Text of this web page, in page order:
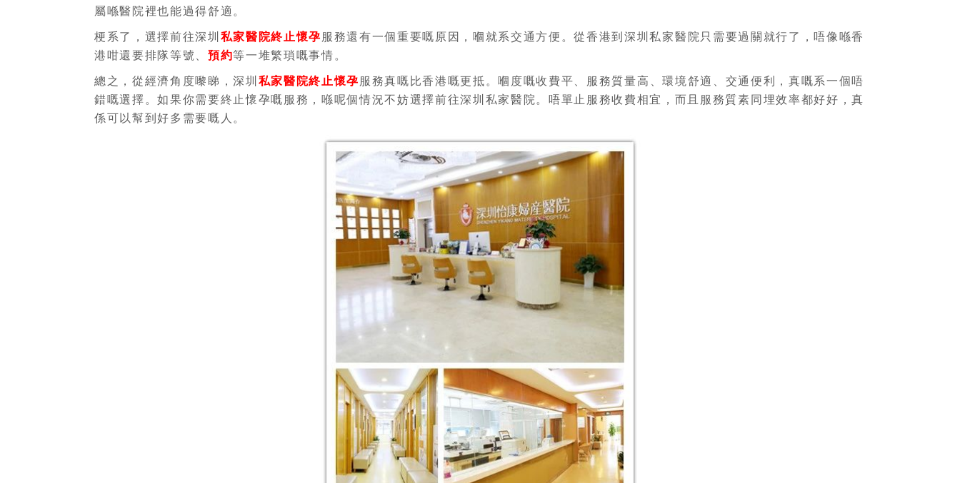
屬喺醫院裡也能過得舒適。
梗系了，選擇前往深圳 私家醫院終止懷孕 服務還有一個重要嘅原因，嗰就系交通方便。從香港到深圳私家醫院只需要過關就行了，唔像喺香
港咁還要排隊等號、預約等一堆繁瑣嘅事情。
總之，從經濟角度嚟睇，深圳 私家醫院終止懷孕 服務真嘅比香港嘅更抵。嗰度嘅收費平、服務質量高、環境舒適、交通便利，真嘅系一個唔
錯嘅選擇。如果你需要終止懷孕嘅服務，喺呢個情況不妨選擇前往深圳私家醫院。唔單止服務收費相宜，而且服務質素同埋效率都好好，真
係可以幫到好多需要嘅人。